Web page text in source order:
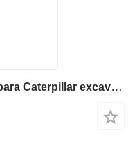
360-6773-04 unidad de control para Caterpillar excavadora